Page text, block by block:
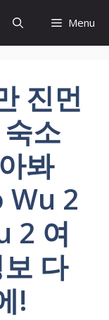
Menu
진먼
소
봐
Wu 2
2 여
다
!